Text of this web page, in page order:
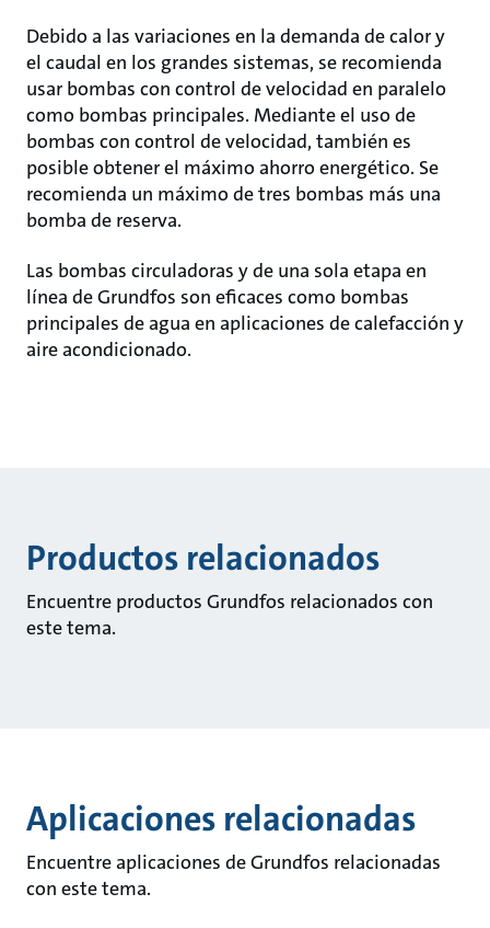
Debido a las variaciones en la demanda de calor y
el caudal en los grandes sistemas, se recomienda
usar bombas con control de velocidad en paralelo
como bombas principales. Mediante el uso de
bombas con control de velocidad, también es
posible obtener el máximo ahorro energético. Se
recomienda un máximo de tres bombas más una
bomba de reserva.
Las bombas circuladoras y de una sola etapa en
línea de Grundfos son eficaces como bombas
principales de agua en aplicaciones de calefacción y
aire acondicionado.
Productos relacionados
Encuentre productos Grundfos relacionados con
este tema.
Aplicaciones relacionadas
Encuentre aplicaciones de Grundfos relacionadas
con este tema.